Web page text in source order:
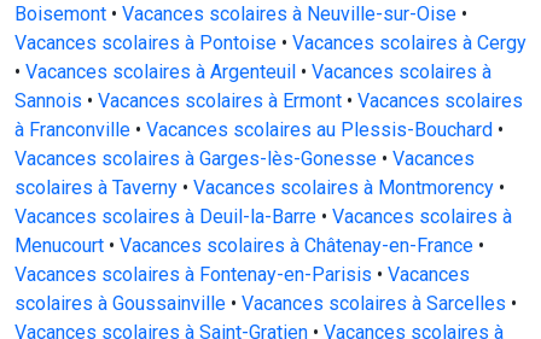
Boisemont • Vacances scolaires à Neuville-sur-Oise •
Vacances scolaires à Pontoise • Vacances scolaires à Cergy
• Vacances scolaires à Argenteuil • Vacances scolaires à
Sannois • Vacances scolaires à Ermont • Vacances scolaires
à Franconville • Vacances scolaires au Plessis-Bouchard •
Vacances scolaires à Garges-lès-Gonesse • Vacances
scolaires à Taverny • Vacances scolaires à Montmorency •
Vacances scolaires à Deuil-la-Barre • Vacances scolaires à
Menucourt • Vacances scolaires à Châtenay-en-France •
Vacances scolaires à Fontenay-en-Parisis • Vacances
scolaires à Goussainville • Vacances scolaires à Sarcelles •
Vacances scolaires à Saint-Gratien • Vacances scolaires à